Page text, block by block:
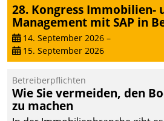
Uhr.
28. Kongress Immobilien-
Management mit SAP in
14. September 2026 –
15. September 2026
Betreiberpflichten
Wie Sie vermeiden, den
zu machen